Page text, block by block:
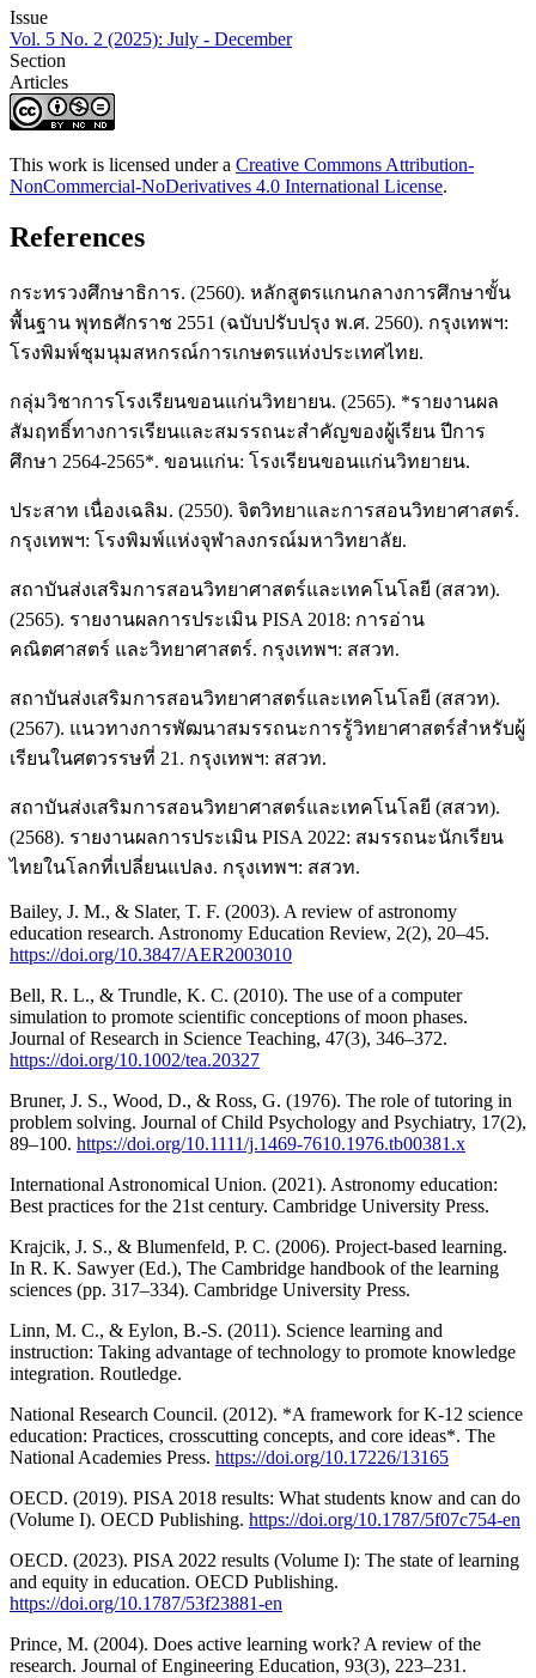
Issue
Vol. 5 No. 2 (2025): July - December
Section
Articles
This work is licensed under a Creative Commons Attribution-
NonCommercial-NoDerivatives 4.0 International License.
References
กระทรวงศึกษาธิการ. (2560). หลักสูตรแกนกลางการศึกษาขั้น
พื้นฐาน พุทธศักราช 2551 (ฉบับปรับปรุง พ.ศ. 2560). กรุงเทพฯ:
โรงพิมพ์ชุมนุมสหกรณ์การเกษตรแห่งประเทศไทย.
กลุ่มวิชาการโรงเรียนขอนแก่นวิทยายน. (2565). *รายงานผล
สัมฤทธิ์ทางการเรียนและสมรรถนะสำคัญของผู้เรียน ปีการ
ศึกษา 2564-2565*. ขอนแก่น: โรงเรียนขอนแก่นวิทยายน.
ประสาท เนื่องเฉลิม. (2550). จิตวิทยาและการสอนวิทยาศาสตร์.
กรุงเทพฯ: โรงพิมพ์แห่งจุฬาลงกรณ์มหาวิทยาลัย.
สถาบันส่งเสริมการสอนวิทยาศาสตร์และเทคโนโลยี (สสวท).
(2565). รายงานผลการประเมิน PISA 2018: การอ่าน
คณิตศาสตร์ และวิทยาศาสตร์. กรุงเทพฯ: สสวท.
สถาบันส่งเสริมการสอนวิทยาศาสตร์และเทคโนโลยี (สสวท).
(2567). แนวทางการพัฒนาสมรรถนะการรู้วิทยาศาสตร์สำหรับผู้
เรียนในศตวรรษที่ 21. กรุงเทพฯ: สสวท.
สถาบันส่งเสริมการสอนวิทยาศาสตร์และเทคโนโลยี (สสวท).
(2568). รายงานผลการประเมิน PISA 2022: สมรรถนะนักเรียน
ไทยในโลกที่เปลี่ยนแปลง. กรุงเทพฯ: สสวท.
Bailey, J. M., & Slater, T. F. (2003). A review of astronomy
education research. Astronomy Education Review, 2(2), 20–45.
https://doi.org/10.3847/AER2003010
Bell, R. L., & Trundle, K. C. (2010). The use of a computer
simulation to promote scientific conceptions of moon phases.
Journal of Research in Science Teaching, 47(3), 346–372.
https://doi.org/10.1002/tea.20327
Bruner, J. S., Wood, D., & Ross, G. (1976). The role of tutoring in
problem solving. Journal of Child Psychology and Psychiatry, 17(2),
89–100. https://doi.org/10.1111/j.1469-7610.1976.tb00381.x
International Astronomical Union. (2021). Astronomy education:
Best practices for the 21st century. Cambridge University Press.
Krajcik, J. S., & Blumenfeld, P. C. (2006). Project-based learning.
In R. K. Sawyer (Ed.), The Cambridge handbook of the learning
sciences (pp. 317–334). Cambridge University Press.
Linn, M. C., & Eylon, B.-S. (2011). Science learning and
instruction: Taking advantage of technology to promote knowledge
integration. Routledge.
National Research Council. (2012). *A framework for K-12 science
education: Practices, crosscutting concepts, and core ideas*. The
National Academies Press. https://doi.org/10.17226/13165
OECD. (2019). PISA 2018 results: What students know and can do
(Volume I). OECD Publishing. https://doi.org/10.1787/5f07c754-en
OECD. (2023). PISA 2022 results (Volume I): The state of learning
and equity in education. OECD Publishing.
https://doi.org/10.1787/53f23881-en
Prince, M. (2004). Does active learning work? A review of the
research. Journal of Engineering Education, 93(3), 223–231.